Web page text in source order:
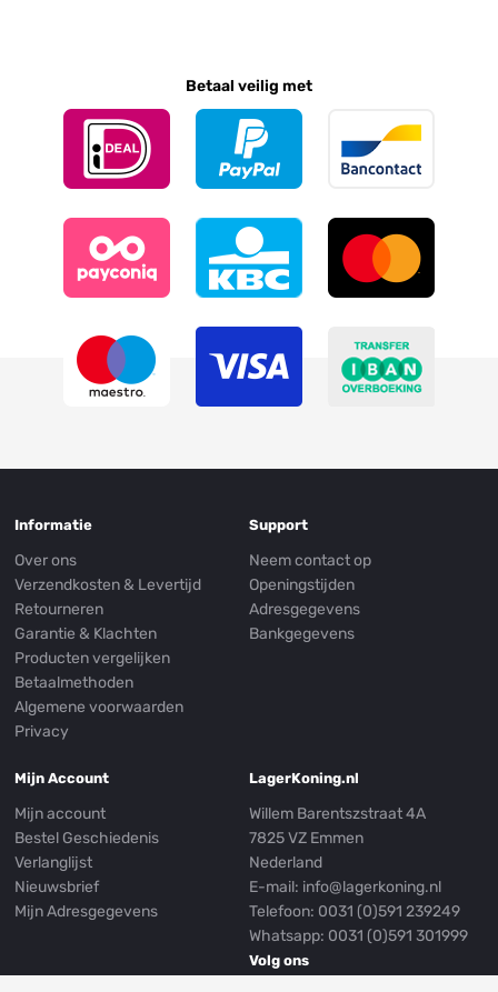
Betaal veilig met
Informatie
Over ons
Verzendkosten & Levertijd
Retourneren
Garantie & Klachten
Producten vergelijken
Betaalmethoden
Algemene voorwaarden
Privacy
Support
Neem contact op
Openingstijden
Adresgegevens
Bankgegevens
Mijn Account
Mijn account
Bestel Geschiedenis
Verlanglijst
Nieuwsbrief
Mijn Adresgegevens
LagerKoning.nl
Willem Barentszstraat 4A
7825 VZ Emmen
Nederland
E-mail: info@lagerkoning.nl
Telefoon: 0031 (0)591 239249
Whatsapp: 0031 (0)591 301999
Volg ons